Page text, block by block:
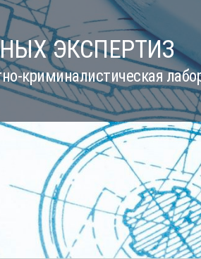
ЭКСПЕРТИЗ
криминалистическая